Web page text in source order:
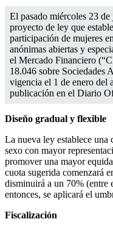
El pasado miércoles 23
proyecto de ley que
participación de mujeres
anónimas abiertas y
el Mercado Financiero
18.046 sobre Sociedades
vigencia el 1 de enero del
publicación en el Diario
Diseño gradual y flexible
La nueva ley establece una
sexo con mayor
promover una mayor
cuota sugerida comenzará
disminuirá a un 70% (entre
entonces, se aplicará el
Fiscalización